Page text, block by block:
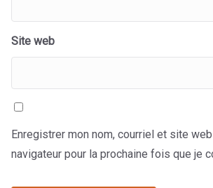
Site web
Enregistrer mon nom, courriel et site
navigateur pour la prochaine fois que je